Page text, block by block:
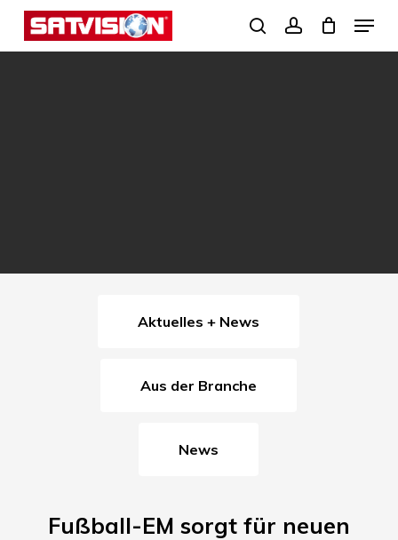
Skip
search
Menu
Aktuelles + News
Aus der Branche
News
Fußball-EM sorgt für neuen